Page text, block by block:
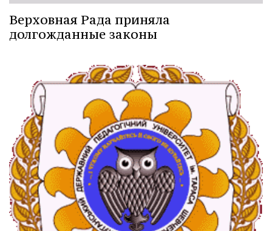
Верховная Рада приняла
долгожданные законы